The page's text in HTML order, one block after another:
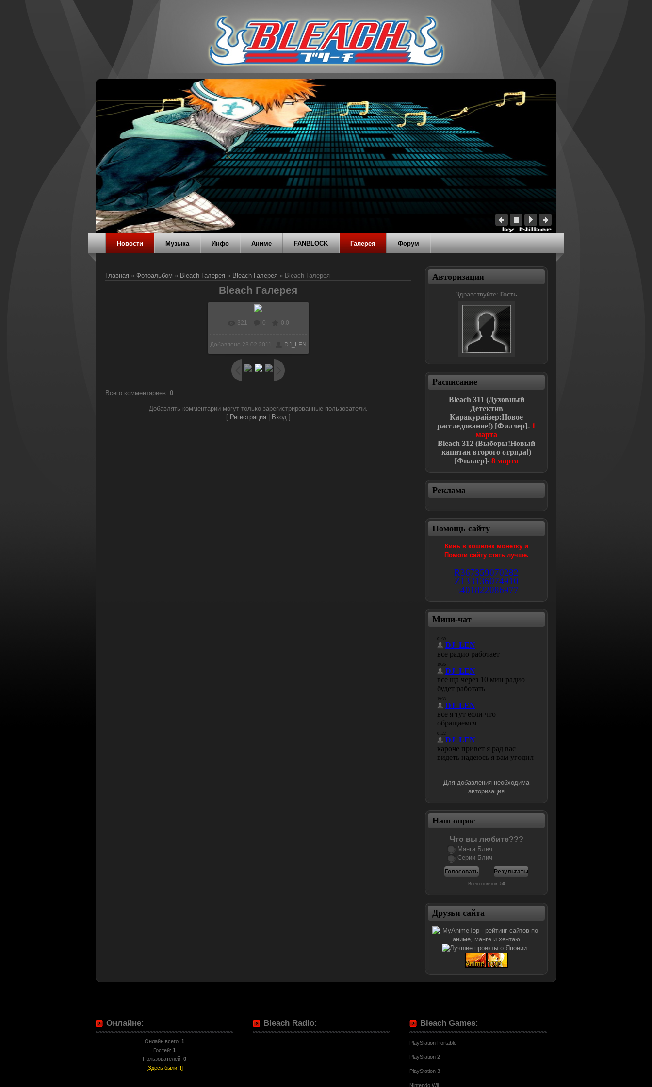
Новости Музыка Инфо Аниме FANBLOCK Галерея Форум
Главная » Фотоальбом » Bleach Галерея » Bleach Галерея » Bleach Галерея
Bleach Галерея
В реальном размере
520x600/ 31.0Kb
321 0 0.0
Добавлено 23.02.2011 DJ_LEN
Всего комментариев: 0
Добавлять комментарии могут только зарегистрированные пользователи.
[ Регистрация Вход]
Авторизация
Здравствуйте: Гость
Расписание
Bleach 311 (Духовный
Детектив
Каракурайзер:Новое
расследование!) [Филлер]- 1
марта
Bleach312 (Выборы!Новый
капитан второго отряда!)
[Филлер]-8 марта
Реклама
Помощь сайту
Кинь в кошелёк монетку и
Помоги сайту стать лучше.
R367359070282
Z133136074910
E401822086977
Мини-чат
Для добавления необходима
авторизация
Наш опрос
Что вы любите???
Манга Блич
Серии Блич
Всего ответов: 50
Друзья сайта
Онлайне:
Онлайн всего: 1
Гостей: 1
Пользователей: 0
[Здесь были!!!]
Bleach Radio: Bleach Games:
PlayStation Portable
PlayStation 2
PlayStation 3
Nintendo Wii